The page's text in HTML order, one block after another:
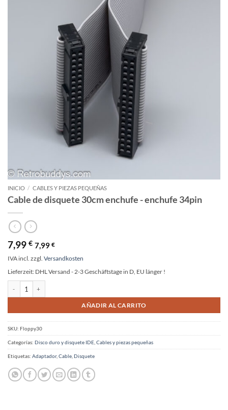
INICIO / CABLES Y PIEZAS PEQUEÑAS
Cable de disquete 30cm enchufe - enchufe 34pin
7,99 € 7,99 €
IVA incl. zzgl. Versandkosten
Lieferzeit: DHL Versand - 2-3 Geschäftstage in D, EU länger !
AÑADIR AL CARRITO
SKU: Floppy30
Categorías: Disco duro y disquete IDE Cables y piezas pequeñas
Etiquetas: Adaptador, Cable Disquete